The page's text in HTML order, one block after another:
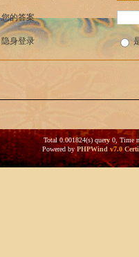
您的答案
隐身登录
Total 0.001824(s) query 0, Time
Powered byPHPWind v7.0